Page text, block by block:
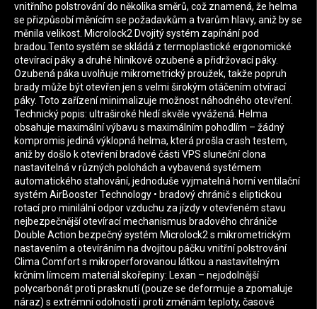
vnitřního polstrování do několika směrů, což znamená, že helma
se přizpůsobí měnícím se požadavkům a tvarům hlavy, aniž by se
měnila velikost. Microlock2 Dvojitý systém zapínání pod
bradou.Tento systém se skládá z termoplastické ergonomické
otevírací páky a druhé hliníkové ozubené a přidržovací páky.
Ozubená páka uvolňuje mikrometrický proužek, takže popruh
brady může být otevřen jen s velmi širokým otáčením otvírací
páky. Toto zařízení minimalizuje možnost náhodného otevření.
Technický popis: ultraširoké hledí skvěle vyvážená. Helma
obsahuje maximální výbavu s maximálním pohodlím – žádný
kompromis jediná výklopná helma, která prošla crash testem,
aniž by došlo k otevření bradové části VPS sluneční clona
nastavitelná v různých polohách a vybavená systémem
automatického stahování, jednoduše vyjmatelná horní ventilační
systém AirBooster Technology • bradový chránič s eliptickou
rotací pro minilální odpor vzduchu za jízdy v otevřeném stavu
nejbezpečnější otevírací mechanismus bradového chrániče
Double Action bezpečný systém Microlock2 s mikrometrickým
nastavením a otevíráním na dvojitou páčku vnitřní polstrování
Clima Comfort s mikroperforovanou látkou a nastavitelným
krčním límcem materiál skořepiny: Lexan – nejodolnější
polycarbonát proti prasknutí (pouze se deformuje a zpomaluje
náraz) s extrémní odolností i proti změnám teploty, časové